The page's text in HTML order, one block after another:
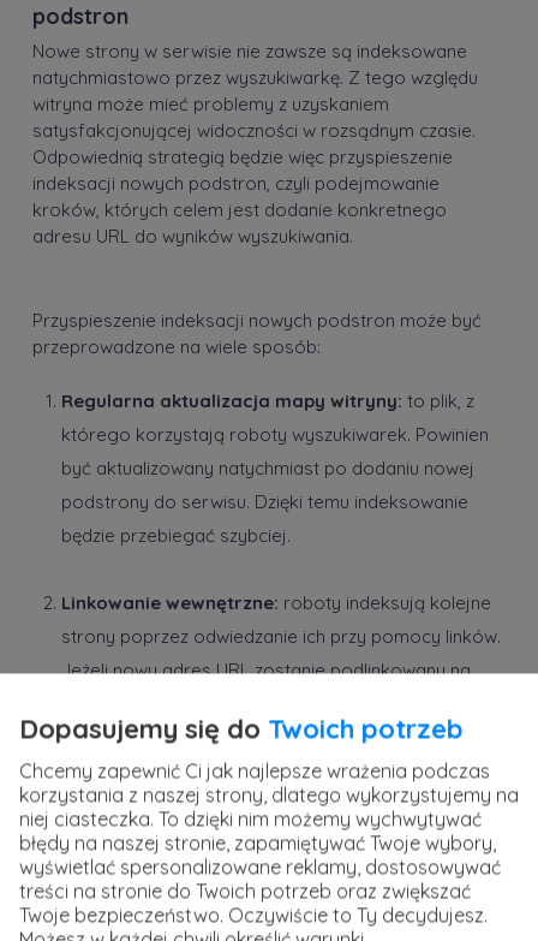
podstron
Nowe strony w serwisie nie zawsze są indeksowane
natychmiastowo przez wyszukiwarkę. Z tego względu
witryna może mieć problemy z uzyskaniem
satysfakcjonującej widoczności w rozsądnym czasie.
Odpowiednią strategią będzie więc przyspieszenie
indeksacji nowych podstron, czyli podejmowanie
kroków, których celem jest dodanie konkretnego
adresu URL do wyników wyszukiwania.
Przyspieszenie indeksacji nowych podstron może być
przeprowadzone na wiele sposób:
Regularna aktualizacja mapy witryny: to plik, z
którego korzystają roboty wyszukiwarek. Powinien
być aktualizowany natychmiast po dodaniu nowej
podstrony do serwisu. Dzięki temu indeksowanie
będzie przebiegać szybciej.
Linkowanie wewnętrzne: roboty indeksują kolejne
strony poprzez odwiedzanie ich przy pomocy linków.
Jeżeli nowy adres URL zostanie podlinkowany na
indeksu wyszukiwarki.
Linkowanie zewnętrzne:roboty indeksujące mogą
odwiedzić nową stronę, gdy link do niej zostanie
umieszczony w obrębie innego serwisu
internetowego. Dlatego regularne linkowanie
Dopasujemy się do Twoich potrzeb
Chcemy zapewnić Ci jak najlepsze wrażenia podczas
korzystania z naszej strony, dlatego wykorzystujemy na
niej ciasteczka. To dzięki nim możemy wychwytywać
błędy na naszej stronie, zapamiętywać Twoje wybory,
wyświetlać spersonalizowane reklamy, dostosowywać
treści na stronie do Twoich potrzeb oraz zwiększać
Twoje bezpieczeństwo. Oczywiście to Ty decydujesz.